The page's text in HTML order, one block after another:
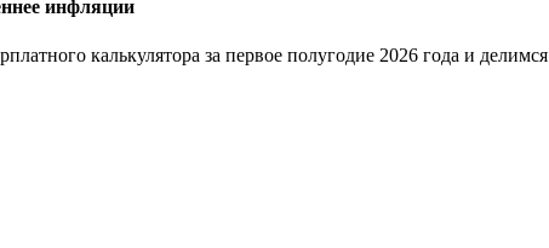
инфляции
калькулятора за первое полугодие 2026 года и делимся